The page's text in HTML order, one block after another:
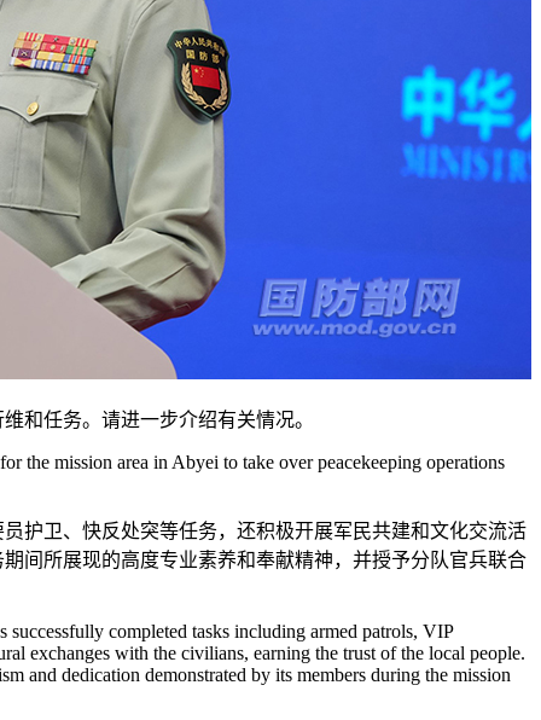
和任务。请进一步介绍有关情况。
the mission area in Abyei to take over peacekeeping operations
护卫、快反处突等任务，还积极开展军民共建和文化交流活
间所展现的高度专业素养和奉献精神，并授予分队官兵联合
completed tasks including armed patrols, VIP
exchanges with the civilians, earning the trust of the local people.
and dedication demonstrated by its members during the mission